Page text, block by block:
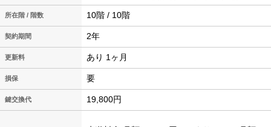
所在階 / 階数 10階 / 10階
契約期間 2年
更新料 あり 1ヶ月
損保 要
鍵交換代 19,800円